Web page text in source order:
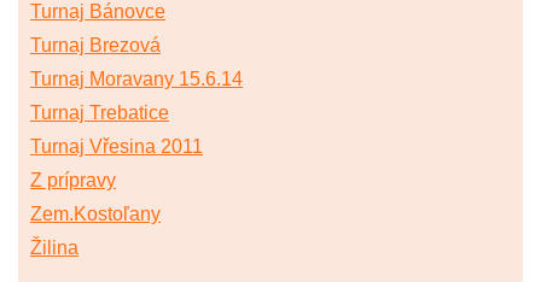
Turnaj Bánovce
Turnaj Brezová
Turnaj Moravany 15.6.14
Turnaj Trebatice
Turnaj Vřesina 2011
Z prípravy
Zem.Kostoľany
Žilina